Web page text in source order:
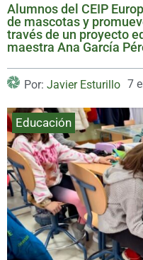
Alumnos del CEIP
de mascotas y
través de un proyecto
maestra Ana García
Por: Javier Esturillo 7
Educación